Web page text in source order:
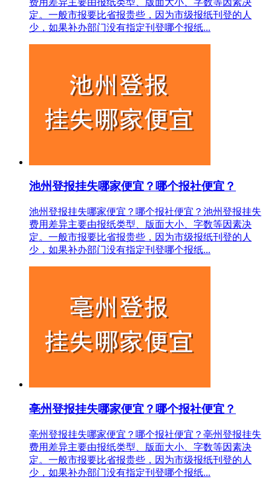
定。一般市报要比省报贵些，因为市级报纸刊登的人
少，如果补办部门没有指定刊登哪个报纸...
池州登报挂失哪家便宜？哪个报社便宜？
池州登报挂失哪家便宜？哪个报社便宜？池州登报挂失
费用差异主要由报纸类型、版面大小、字数等因素决
定。一般市报要比省报贵些，因为市级报纸刊登的人
少，如果补办部门没有指定刊登哪个报纸...
亳州登报挂失哪家便宜？哪个报社便宜？
亳州登报挂失哪家便宜？哪个报社便宜？亳州登报挂失
费用差异主要由报纸类型、版面大小、字数等因素决
定。一般市报要比省报贵些，因为市级报纸刊登的人
少，如果补办部门没有指定刊登哪个报纸...